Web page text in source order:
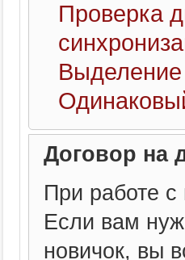
Проверка
Выделение
Договор на
При работе
Если вам
новичок, вы